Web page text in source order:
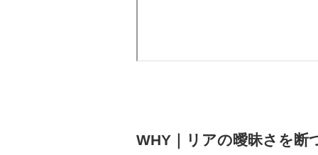
WHY｜リアの曖昧さを断